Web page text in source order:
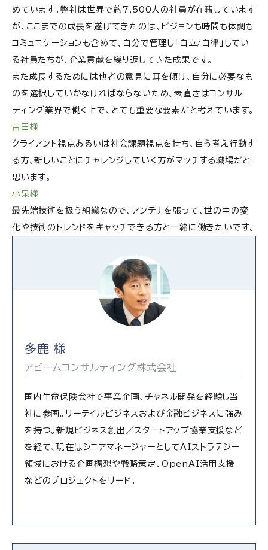
めています。弊社は世界で約7,500人の社員が在籍しています
が、ここまでの成長を遂げてきたのは、ビジョンも時間も体調も
コミュニケーションも含めて、自分で管理し「自立/自律」してい
る社員たちが、企業貢献を繰り返してきた成果です。
また成長するためには他者の意見に耳を傾け、自分に必要なも
のを選択していかなければならないため、素直さはコンサル
ティング業界で働く上で、とても重要な要素だと考えています。
吉田様
クライアント視点あるいは社会課題視点を持ち、自ら考え行動す
る方、新しいことにチャレンジしていく方がマッチする職場だと
思います。
小泉様
最先端技術を扱う組織なので、アンテナを張って、世の中の変
化や技術のトレンドをキャッチできる方と一緒に働きたいです。
多鹿 様
アビームコンサルティング株式会社
国内生命保険会社で事業企画、チャネル開発を経験し当
社に参画。リーテイルビジネスおよび金融ビジネスに強み
を持つ。新規ビジネス創出／スタートアップ協業支援など
を経て、現在はシニアマネージャーとしてAIストラテジー
領域における企画構想や戦略策定、OpenAI活用支援
などのプロジェクトをリード。